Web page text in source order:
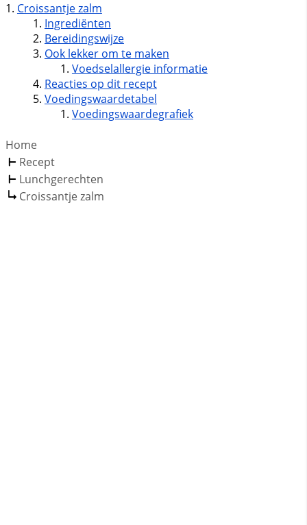
Croissantje zalm
Ingrediënten
Bereidingswijze
Ook lekker om te maken
Voedselallergie informatie
Reacties op dit recept
Voedingswaardetabel
Voedingswaardegrafiek
Home
Recept
Lunchgerechten
Croissantje zalm